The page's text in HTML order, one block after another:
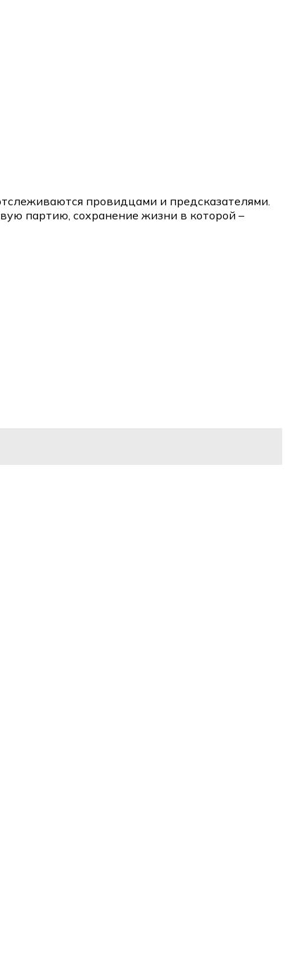
провидцами и предсказателями.
партию, сохранение жизни в которой –